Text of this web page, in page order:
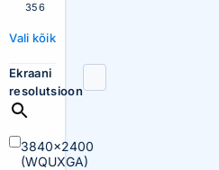
356
Vali kõik
Ekraani
resolutsioon
3840×2400
(WQUXGA)